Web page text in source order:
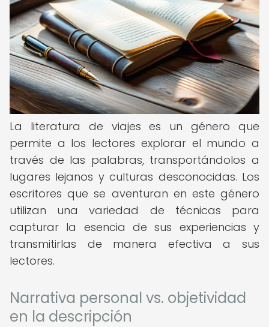
La literatura de viajes es un género que
permite a los lectores explorar el mundo a
través de las palabras, transportándolos a
lugares lejanos y culturas desconocidas. Los
escritores que se aventuran en este género
utilizan una variedad de técnicas para
capturar la esencia de sus experiencias y
transmitirlas de manera efectiva a sus
lectores.
Narrativa personal vs. objetividad
en la descripción